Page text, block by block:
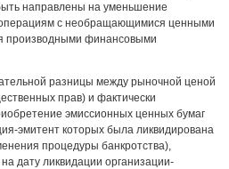
направлены на уменьшение
с необращающимися ценными
производными финансовыми
разницы между рыночной ценой
прав) и фактически
эмиссионных ценных бумаг
эмитент которых была ликвидирована
процедуры банкротства),
дату ликвидации организации-